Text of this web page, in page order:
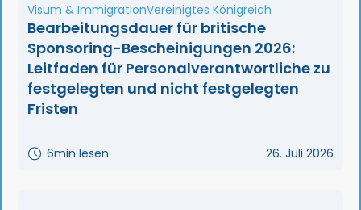
Visum & ImmigrationVereinigtes Königreich
Bearbeitungsdauer für britische
Sponsoring-Bescheinigungen 2026:
Leitfaden für Personalverantwortliche zu
festgelegten und nicht festgelegten
Fristen
6min lesen 26. Juli 2026